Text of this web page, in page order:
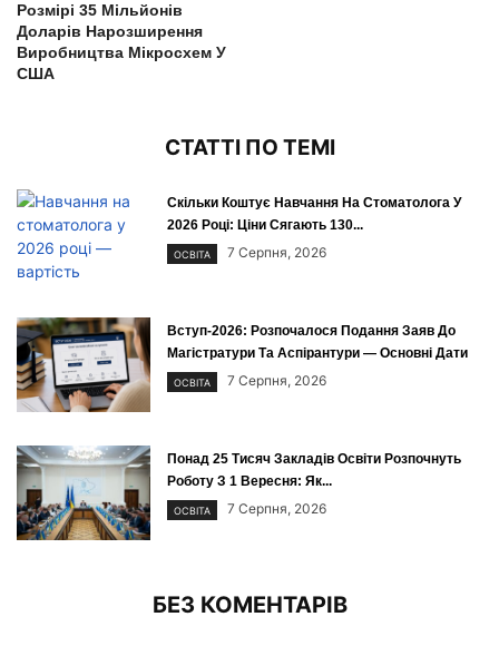
Розмірі 35 Мільйонів
Доларів Нарозширення
Виробництва Мікросхем У
США
СТАТТІ ПО ТЕМІ
Скільки Коштує Навчання На Стоматолога У
2026 Році: Ціни Сягають 130...
ОСВІТА 7 Серпня, 2026
Вступ-2026: Розпочалося Подання Заяв До
Магістратури Та Аспірантури — Основні Дати
ОСВІТА 7 Серпня, 2026
Понад 25 Тисяч Закладів Освіти Розпочнуть
Роботу З 1 Вересня: Як...
ОСВІТА 7 Серпня, 2026
БЕЗ КОМЕНТАРІВ